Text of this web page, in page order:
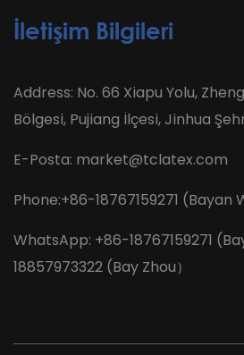
İletişim Bilgileri
Address: No. 66 Xiapu Yolu,
Bölgesi, Pujiang İlçesi, Jinhua
E-Posta: market@tclatex.com
Phone:+86-18767159271 (Bayan
WhatsApp: +86-18767159271
18857973322 (Bay Zhou）